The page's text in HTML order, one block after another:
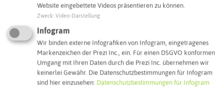
Adresse:
Suderwicher Straße 90
44581 Castrop-Rauxel
Webseite
Website eingebettete Videos präsentieren zu können.
Zweck Video-Darstellung
Infogram
Wir binden externe Infografiken von Infogram, eingetragenes
Markenzeichen der Prezi Inc., ein. Für einen DSGVO konformen
Umgang mit Ihren Daten durch die Prezi Inc. übernehmen wir
keinerlei Gewähr. Die Datenschutzbestimmungen für Infogram
sind hier einzusehen: Datenschutzbestimmungen für Infogram